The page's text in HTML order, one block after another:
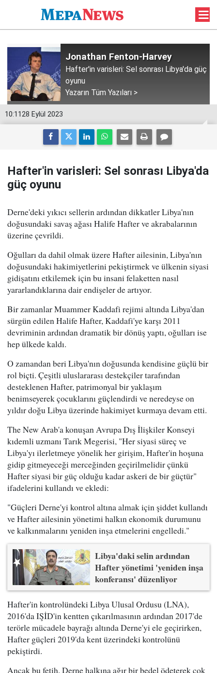
Jonathan Fenton-Harvey
Hafter'in varisleri: Sel sonrası Libya'da güç
oyunu
Yazarın Tüm Yazıları >
10:1128 Eylül 2023
Hafter'in varisleri: Sel sonrası Libya'da
güç oyunu
Derne'deki yıkıcı sellerin ardından dikkatler Libya'nın
doğusundaki savaş ağası Halife Hafter ve akrabalarının
üzerine çevrildi.
Oğulları da dahil olmak üzere Hafter ailesinin, Libya'nın
doğusundaki hakimiyetlerini pekiştirmek ve ülkenin siyasi
gidişatını etkilemek için bu insani felaketten nasıl
yararlandıklarına dair endişeler de artıyor.
Bir zamanlar Muammer Kaddafi rejimi altında Libya'dan
sürgün edilen Halife Hafter, Kaddafi'ye karşı 2011
devriminin ardından dramatik bir dönüş yaptı, oğulları ise
hep ülkede kaldı.
O zamandan beri Libya'nın doğusunda kendisine güçlü bir
rol biçti. Çeşitli uluslararası destekçiler tarafından
desteklenen Hafter, patrimonyal bir yaklaşım
benimseyerek çocuklarını güçlendirdi ve neredeyse on
yıldır doğu Libya üzerinde hakimiyet kurmaya devam etti.
The New Arab'a konuşan Avrupa Dış İlişkiler Konseyi
kıdemli uzmanı Tarık Megerisi, "Her siyasi süreç ve
Libya'yı ilerletmeye yönelik her girişim, Hafter'in hoşuna
gidip gitmeyeceği merceğinden geçirilmelidir çünkü
Hafter siyasi bir güç olduğu kadar askeri de bir güçtür"
ifadelerini kullandı ve ekledi:
"Güçleri Derne'yi kontrol altına almak için şiddet kullandı
ve Hafter ailesinin yönetimi halkın ekonomik durumunu
ve kalkınmalarını yeniden inşa etmelerini engelledi."
Libya'daki selin ardından
Hafter yönetimi 'yeniden inşa
konferansı' düzenliyor
Hafter'in kontrolündeki Libya Ulusal Ordusu (LNA),
2016'da IŞİD'in kentten çıkarılmasının ardından 2017'de
terörle mücadele bayrağı altında Derne'yi ele geçirirken,
Hafter güçleri 2019'da kent üzerindeki kontrolünü
pekiştirdi.
Ancak bu fetih, Derne halkına ağır bir bedel ödeterek çok